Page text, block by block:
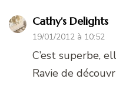
Cathy's Delights
19/01/2012 à 10:52
C’est superbe,
Ravie de